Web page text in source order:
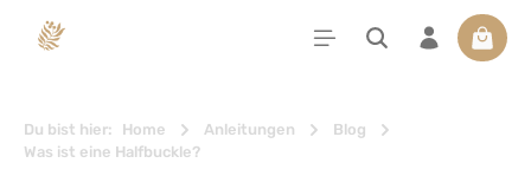
springen
Du bist hier: Home Anleitungen
Blog
Was ist eine Halfbuckle?